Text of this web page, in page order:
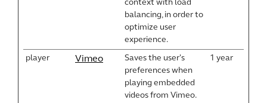
context with load
balancing, in order to
optimize user
experience.
player Vimeo
Saves the user's
preferences when
playing embedded
videos from Vimeo.
1 year